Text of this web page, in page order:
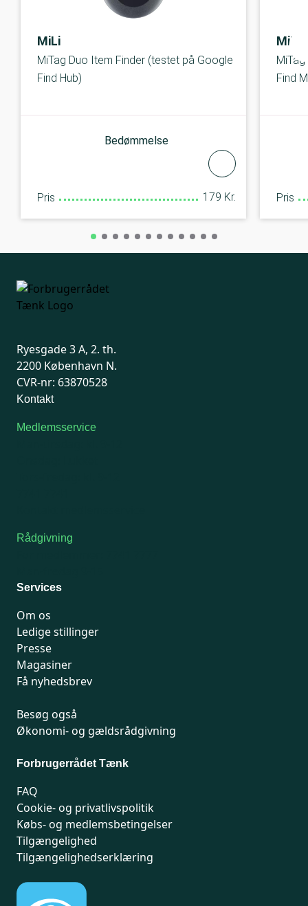
MiLi
MiTag Duo Item Finder (testet på Google
Find Hub)
Bedømmelse
Pris 179 Kr.
MiLi
Find
Pris
Ryesgade 3 A, 2. th.
2200 København N.
CVR-nr: 63870528
Kontakt
Medlemsservice
Rådgivning
Services
Om os
Ledige stillinger
Presse
Magasiner
Få nyhedsbrev
Besøg også
Økonomi- og gældsrådgivning
Forbrugerrådet Tænk
FAQ
Cookie- og privatlivspolitik
Købs- og medlemsbetingelser
Tilgængelighed
Tilgængelighedserklæring